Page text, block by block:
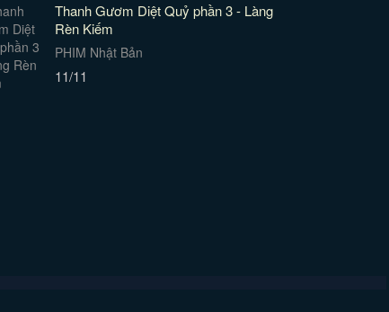
Thanh Gươm Diệt Quỷ phần 3 - Làng
Rèn Kiếm
PHIM Nhật Bản
11/11